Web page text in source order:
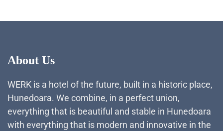
About Us
WERK is a hotel of the future, built in a historic place,
Hunedoara. We combine, in a perfect union,
everything that is beautiful and stable in Hunedoara
with everything that is modern and innovative in the